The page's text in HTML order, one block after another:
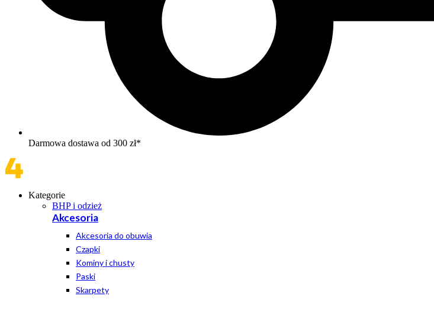
Darmowa dostawa od 300 zł*
Kategorie
BHP i odzież
Akcesoria
Akcesoria do obuwia
Czapki
Kominy i chusty
Paski
Skarpety